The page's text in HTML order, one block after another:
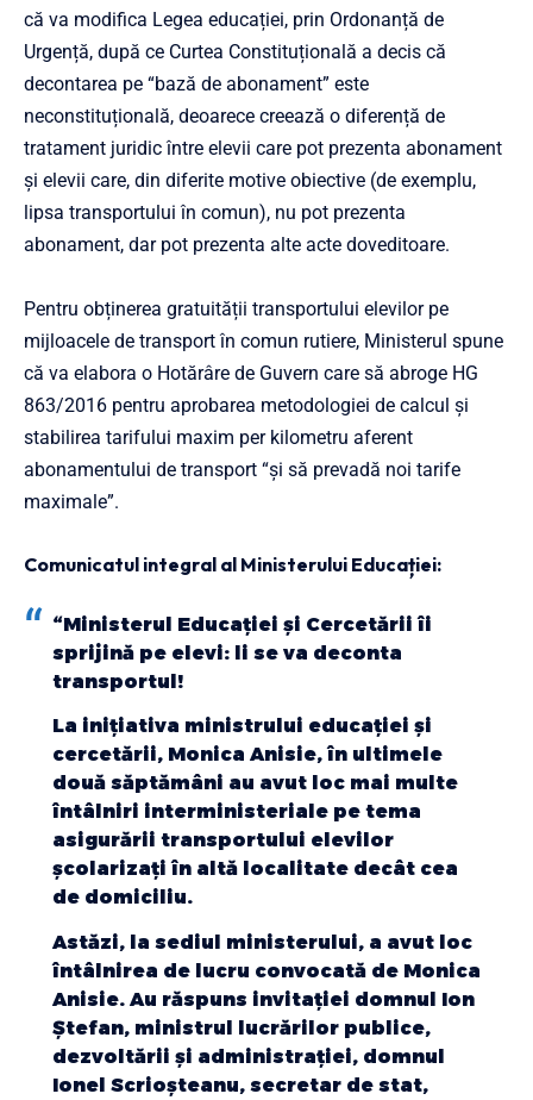
că va modifica Legea educației, prin Ordonanță de
Urgență, după ce Curtea Constituțională a decis că
decontarea pe “bază de abonament” este
neconstituțională, deoarece creează o diferență de
tratament juridic între elevii care pot prezenta abonament
și elevii care, din diferite motive obiective (de exemplu,
lipsa transportului în comun), nu pot prezenta
abonament, dar pot prezenta alte acte doveditoare.
Pentru obținerea gratuității transportului elevilor pe
mijloacele de transport în comun rutiere, Ministerul spune
că va elabora o Hotărâre de Guvern care să abroge HG
863/2016 pentru aprobarea metodologiei de calcul și
stabilirea tarifului maxim per kilometru aferent
abonamentului de transport “și să prevadă noi tarife
maximale”.
Comunicatul integral al Ministerului Educației:
“Ministerul Educației și Cercetării îi
sprijină pe elevi: li se va deconta
transportul!
La inițiativa ministrului educației și
cercetării, Monica Anisie, în ultimele
două săptămâni au avut loc mai multe
întâlniri interministeriale pe tema
asigurării transportului elevilor
școlarizați în altă localitate decât cea
de domiciliu.
Astăzi, la sediul ministerului, a avut loc
întâlnirea de lucru convocată de Monica
Anisie. Au răspuns invitației domnul Ion
Ștefan, ministrul lucrărilor publice,
dezvoltării și administrației, domnul
Ionel Scrioșteanu, secretar de stat,